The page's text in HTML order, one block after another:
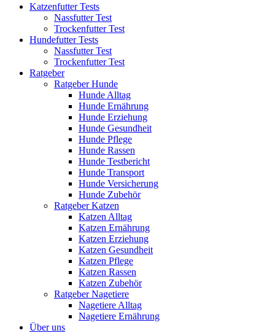
Katzenfutter Tests
Nassfutter Test
Trockenfutter Test
Hundefutter Tests
Nassfutter Test
Trockenfutter Test
Ratgeber
Ratgeber Hunde
Hunde Alltag
Hunde Ernährung
Hunde Erziehung
Hunde Gesundheit
Hunde Pflege
Hunde Rassen
Hunde Testbericht
Hunde Transport
Hunde Versicherung
Hunde Zubehör
Ratgeber Katzen
Katzen Alltag
Katzen Ernährung
Katzen Erziehung
Katzen Gesundheit
Katzen Pflege
Katzen Rassen
Katzen Zubehör
Ratgeber Nagetiere
Nagetiere Alltag
Nagetiere Ernährung
Über uns